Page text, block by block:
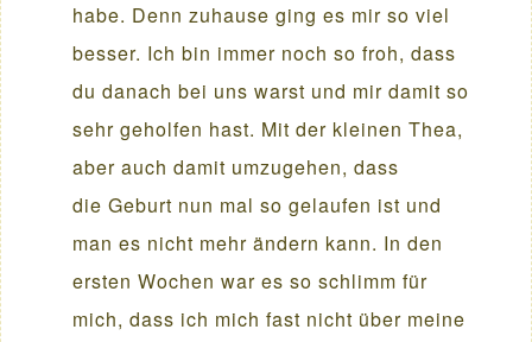
habe. Denn zuhause ging es mir so viel
besser. Ich bin immer noch so froh, dass
du danach bei uns warst und mir damit so
sehr geholfen hast. Mit der kleinen Thea,
aber auch damit umzugehen, dass
die Geburt nun mal so gelaufen ist und
man es nicht mehr ändern kann. In den
ersten Wochen war es so schlimm für
mich, dass ich mich fast nicht über meine